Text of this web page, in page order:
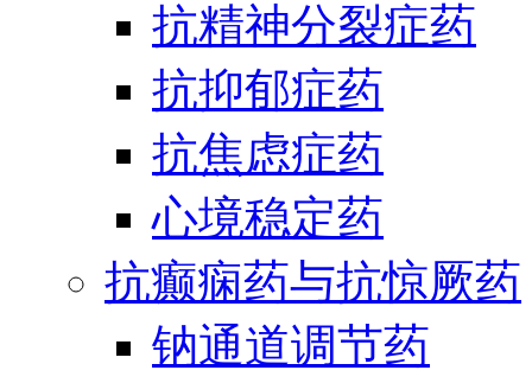
抗精神分裂症药
抗抑郁症药
抗焦虑症药
心境稳定药
抗癫痫药与抗惊厥药
钠通道调节药